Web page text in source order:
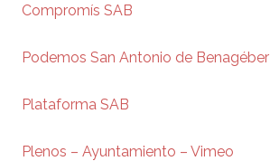
Compromís SAB
Podemos San Antonio de Benagéber
Plataforma SAB
Plenos – Ayuntamiento – Vimeo